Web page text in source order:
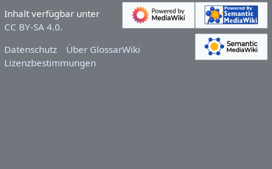
Inhalt verfügbar unter
CC BY-SA 4.0.
Datenschutz
Über GlossarWiki
Lizenzbestimmungen